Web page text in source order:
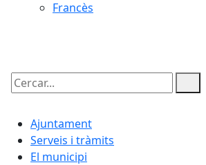
Francès
Cercar:
Ajuntament
Serveis i tràmits
El municipi